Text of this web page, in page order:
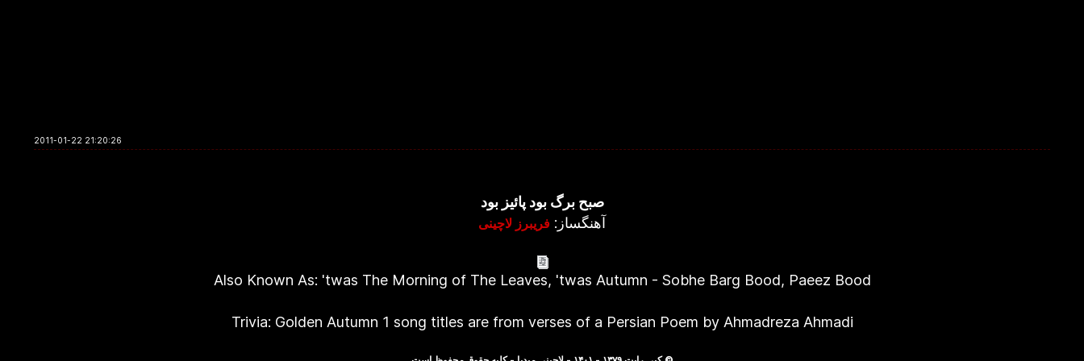
2011-01-22 21:20:26
صبح برگ بود پائیز بود
آهنگساز: فریبرز لاچینی
Also Known As: 'twas The Morning of The Leaves, 'twas Autumn - Sobhe Barg Bood, Paeez Bood
Trivia: Golden Autumn 1 song titles are from verses of a Persian Poem by Ahmadreza Ahmadi